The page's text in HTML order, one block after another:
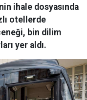
ihale dosyasında
otellerde
bin dilim
yer aldı.